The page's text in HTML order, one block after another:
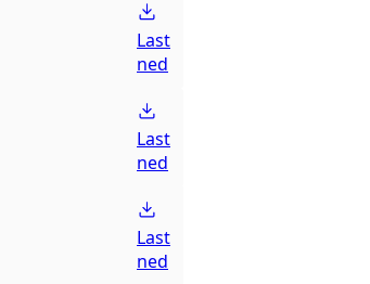
Last
ned
Last
ned
Last
ned